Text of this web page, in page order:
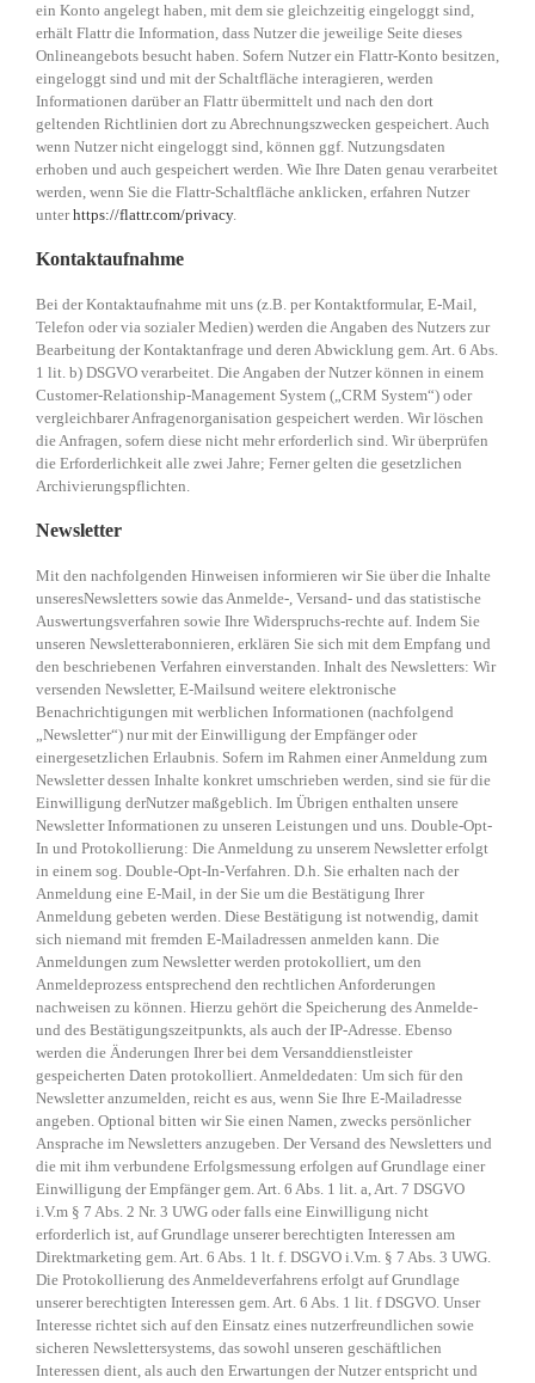
ein Konto angelegt haben, mit dem sie gleichzeitig eingeloggt sind,
erhält Flattr die Information, dass Nutzer die jeweilige Seite dieses
Onlineangebots besucht haben. Sofern Nutzer ein Flattr-Konto besitzen,
eingeloggt sind und mit der Schaltfläche interagieren, werden
Informationen darüber an Flattr übermittelt und nach den dort
geltenden Richtlinien dort zu Abrechnungszwecken gespeichert. Auch
wenn Nutzer nicht eingeloggt sind, können ggf. Nutzungsdaten
erhoben und auch gespeichert werden. Wie Ihre Daten genau verarbeitet
werden, wenn Sie die Flattr-Schaltfläche anklicken, erfahren Nutzer
unterhttps://flattr.com/privacy.
Kontaktaufnahme
Bei der Kontaktaufnahme mit uns (z.B. per Kontaktformular, E-Mail,
Telefon oder via sozialer Medien) werden die Angaben des Nutzers zur
Bearbeitung der Kontaktanfrage und deren Abwicklung gem. Art. 6 Abs.
1 lit. b) DSGVO verarbeitet. Die Angaben der Nutzer können in einem
Customer-Relationship-Management System („CRM System“) oder
vergleichbarer Anfragenorganisation gespeichert werden. Wir löschen
die Anfragen, sofern diese nicht mehr erforderlich sind. Wir überprüfen
die Erforderlichkeit alle zwei Jahre; Ferner gelten die gesetzlichen
Archivierungspflichten.
Newsletter
Mit den nachfolgenden Hinweisen informieren wir Sie über die Inhalte
unseresNewsletters sowie das Anmelde-, Versand- und das statistische
Auswertungsverfahren sowie Ihre Widerspruchs-rechte auf. Indem Sie
unseren Newsletterabonnieren, erklären Sie sich mit dem Empfang und
den beschriebenen Verfahren einverstanden. Inhalt des Newsletters: Wir
versenden Newsletter, E-Mailsund weitere elektronische
Benachrichtigungen mit werblichen Informationen (nachfolgend
„Newsletter“) nur mit der Einwilligung der Empfänger oder
einergesetzlichen Erlaubnis. Sofern im Rahmen einer Anmeldung zum
Newsletter dessen Inhalte konkret umschrieben werden, sind sie für die
Einwilligung derNutzer maßgeblich. Im Übrigen enthalten unsere
Newsletter Informationen zu unseren Leistungen und uns. Double-Opt-
In und Protokollierung: Die Anmeldung zu unserem Newsletter erfolgt
in einem sog. Double-Opt-In-Verfahren. D.h. Sie erhalten nach der
Anmeldung eine E-Mail, in der Sie um die Bestätigung Ihrer
Anmeldung gebeten werden. Diese Bestätigung ist notwendig, damit
sich niemand mit fremden E-Mailadressen anmelden kann. Die
Anmeldungen zum Newsletter werden protokolliert, um den
Anmeldeprozess entsprechend den rechtlichen Anforderungen
nachweisen zu können. Hierzu gehört die Speicherung des Anmelde-
und des Bestätigungszeitpunkts, als auch der IP-Adresse. Ebenso
werden die Änderungen Ihrer bei dem Versanddienstleister
gespeicherten Daten protokolliert. Anmeldedaten: Um sich für den
Newsletter anzumelden, reicht es aus, wenn Sie Ihre E-Mailadresse
angeben. Optional bitten wir Sie einen Namen, zwecks persönlicher
Ansprache im Newsletters anzugeben. Der Versand des Newsletters und
die mit ihm verbundene Erfolgsmessung erfolgen auf Grundlage einer
Einwilligung der Empfänger gem. Art. 6 Abs. 1 lit. a, Art. 7 DSGVO
i.V.m § 7 Abs. 2 Nr. 3 UWG oder falls eine Einwilligung nicht
erforderlich ist, auf Grundlage unserer berechtigten Interessen am
Direktmarketing gem. Art. 6 Abs. 1 lt. f. DSGVO i.V.m. § 7 Abs. 3 UWG.
Die Protokollierung des Anmeldeverfahrens erfolgt auf Grundlage
unserer berechtigten Interessen gem. Art. 6 Abs. 1 lit. f DSGVO. Unser
Interesse richtet sich auf den Einsatz eines nutzerfreundlichen sowie
sicheren Newslettersystems, das sowohl unseren geschäftlichen
Interessen dient, als auch den Erwartungen der Nutzer entspricht und